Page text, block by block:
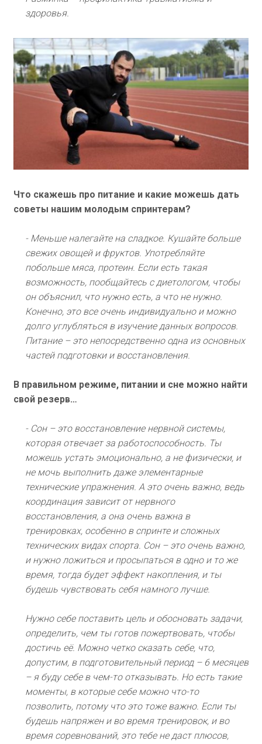
здоровья.
Что скажешь про питание и какие можешь дать
советы нашим молодым спринтерам?
- Меньше налегайте на сладкое. Кушайте больше
свежих овощей и фруктов. Употребляйте
побольше мяса, протеин. Если есть такая
возможность, пообщайтесь с диетологом, чтобы
он объяснил, что нужно есть, а что не нужно.
Конечно, это все очень индивидуально и можно
долго углубляться в изучение данных вопросов.
Питание – это непосредственно одна из основных
частей подготовки и восстановления.
В правильном режиме, питании и сне можно найти
свой резерв…
- Сон – это восстановление нервной системы,
которая отвечает за работоспособность. Ты
можешь устать эмоционально, а не физически, и
не мочь выполнить даже элементарные
технические упражнения. А это очень важно, ведь
координация зависит от нервного
восстановления, а она очень важна в
тренировках, особенно в спринте и сложных
технических видах спорта. Сон – это очень важно,
и нужно ложиться и просыпаться в одно и то же
время, тогда будет эффект накопления, и ты
будешь чувствовать себя намного лучше.
Нужно себе поставить цель и обосновать задачи,
определить, чем ты готов пожертвовать, чтобы
достичь её. Можно четко сказать себе, что,
допустим, в подготовительный период – 6 месяцев
– я буду себе в чем-то отказывать. Но есть такие
моменты, в которые себе можно что-то
позволить, потому что это тоже важно. Если ты
будешь напряжен и во время тренировок, и во
время соревнований, это тебе не даст плюсов,